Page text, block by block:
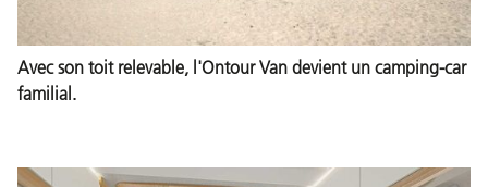
Avec son toit relevable, l'Ontour Van devient un camping-car
familial.